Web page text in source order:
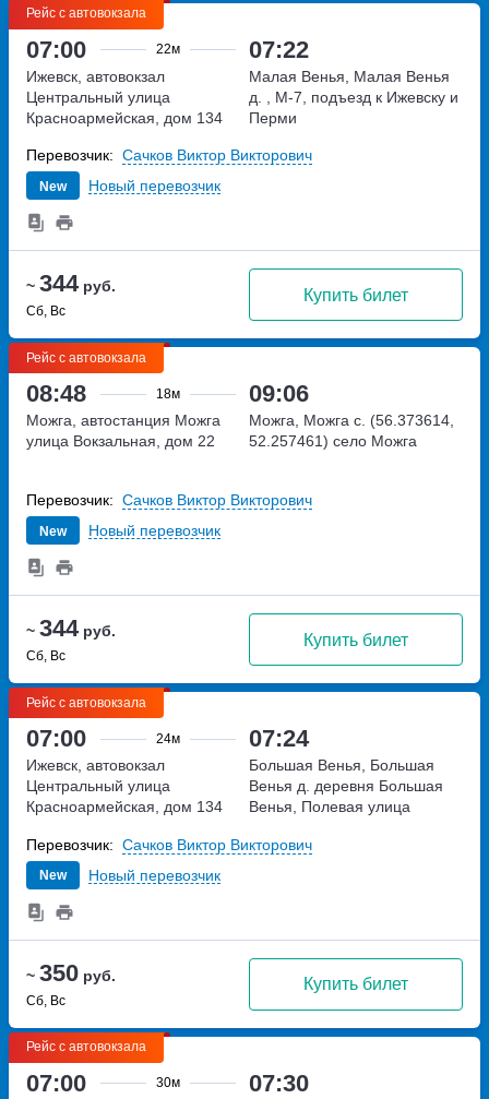
Рейс с автовокзала
07:00 22м 07:22
~ 344руб.
Сб, Вс
Купить билет
Ижевск, автовокзал
Центральный улица
Красноармейская, дом 134
Малая Венья, Малая Венья
д.
, М-7, подъезд к Ижевску и
Перми
New Новый перевозчик
Перевозчик: Сачков Виктор Викторович
Рейс с автовокзала
08:48 18м 09:06
~ 344руб.
Сб, Вс
Купить билет
Можга, автостанция Можга
улица Вокзальная, дом 22
Можга, Можга с. (56.373614,
52.257461) село Можга
New Новый перевозчик
Перевозчик: Сачков Виктор Викторович
Рейс с автовокзала
07:00 24м 07:24
~ 350 руб.
Сб, Вс
Купить билет
Ижевск, автовокзал
Центральный улица
Красноармейская, дом 134
Большая Венья, Большая
Венья д.
деревня Большая
Венья, Полевая улица
New Новый перевозчик
Перевозчик: Сачков Виктор Викторович
Рейс с автовокзала
07:00 30м 07:30